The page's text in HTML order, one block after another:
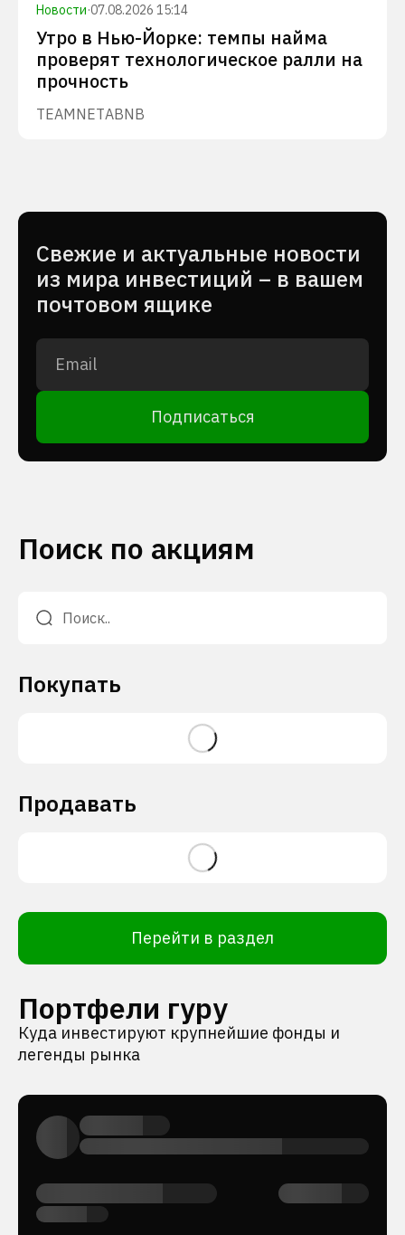
Новости·07.08.2026 15:14
Утро в Нью-Йорке: темпы найма
проверят технологическое ралли на
прочность
TEAMNETABNB
Cвежие и актуальные новости
из мира инвестиций – в вашем
почтовом ящике
Подписаться
Поиск по акциям
Покупать
Продавать
Перейти в раздел
Портфели гуру
Куда инвестируют крупнейшие фонды и
легенды рынка